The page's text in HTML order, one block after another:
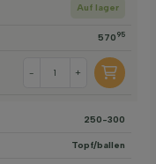
Auf lager
570 95
- +
250-300
Topf/ballen